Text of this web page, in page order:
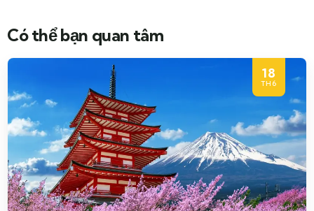
Có thể bạn quan tâm
18
TH6